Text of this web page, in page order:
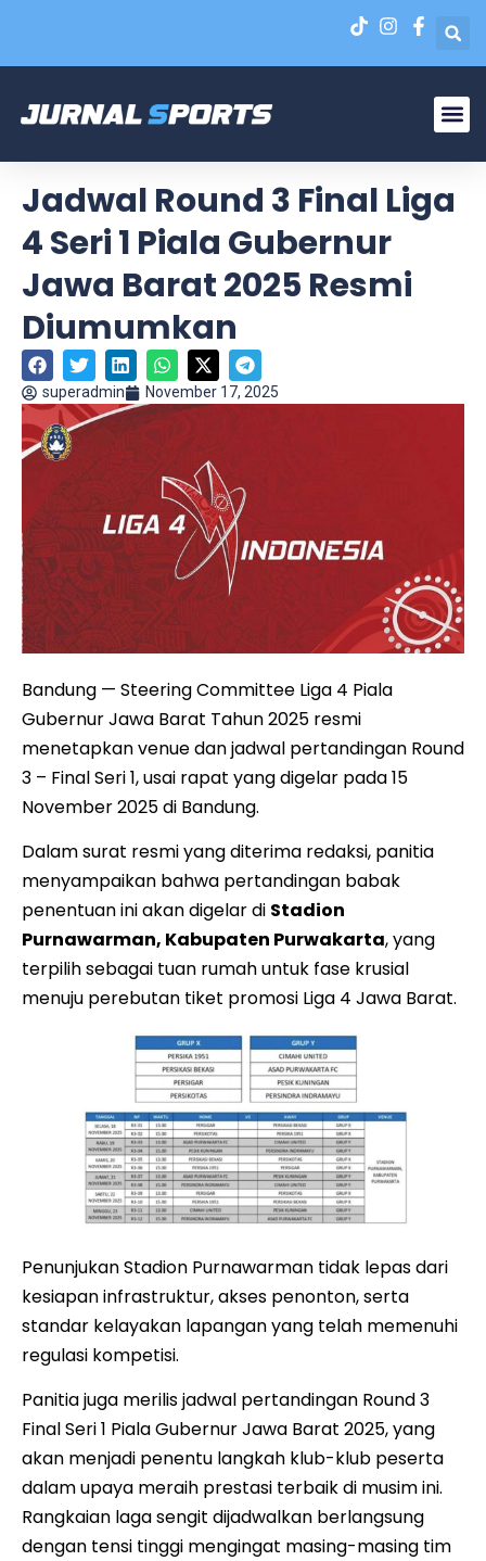
Jadwal Round 3 Final Liga
4 Seri 1 Piala Gubernur
Jawa Barat 2025 Resmi
Diumumkan
superadmin November 17, 2025
Bandung — Steering Committee Liga 4 Piala
Gubernur Jawa Barat Tahun 2025 resmi
menetapkan venue dan jadwal pertandingan Round
3 – Final Seri 1, usai rapat yang digelar pada 15
November 2025 di Bandung.
Dalam surat resmi yang diterima redaksi, panitia
menyampaikan bahwa pertandingan babak
penentuan ini akan digelar di Stadion
Purnawarman, Kabupaten Purwakarta, yang
terpilih sebagai tuan rumah untuk fase krusial
menuju perebutan tiket promosi Liga 4 Jawa Barat.
Penunjukan Stadion Purnawarman tidak lepas dari
kesiapan infrastruktur, akses penonton, serta
standar kelayakan lapangan yang telah memenuhi
regulasi kompetisi.
Panitia juga merilis jadwal pertandingan Round 3
Final Seri 1 Piala Gubernur Jawa Barat 2025, yang
akan menjadi penentu langkah klub-klub peserta
dalam upaya meraih prestasi terbaik di musim ini.
Rangkaian laga sengit dijadwalkan berlangsung
dengan tensi tinggi mengingat masing-masing tim